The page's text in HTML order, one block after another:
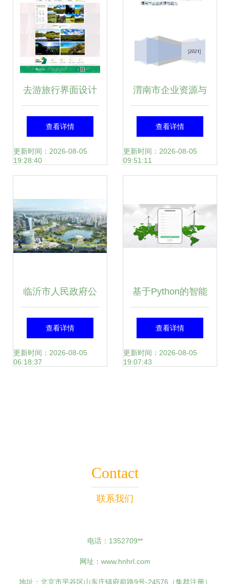
划咨询平台
去游旅行界面设计
旅游开发项目策划
咨询的核心要素
查看详情
更新时间：2026-08-05
19:28:40
渭南市企业资源与
能力在9寸超大屏
幕移动DVD项目及
咨询分析
查看详情
更新时间：2026-08-05
09:51:11
临沂市人民政府公
告 土地征收新进
展，涉及兰山区、
查看详情
更新时间：2026-08-05
06:18:37
基于Python的智能
废品回收预约系统
设计与实现——从
查看详情
更新时间：2026-08-05
19:07:43
Contact
联系我们
电话：1352709**
网址： www.hnhrl.com
地址：北京市平谷区山东庄镇府前路9号-24576（集群注册）